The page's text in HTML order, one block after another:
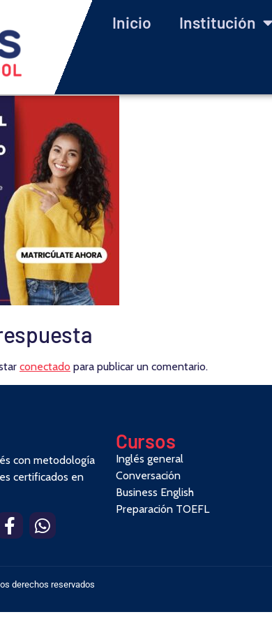
Inicio Institución
conectado para publicar un comentario.
con metodología
certificados en
Cursos
Inglés general
Conversación
Business English
Preparación TOEFL
derechos reservados